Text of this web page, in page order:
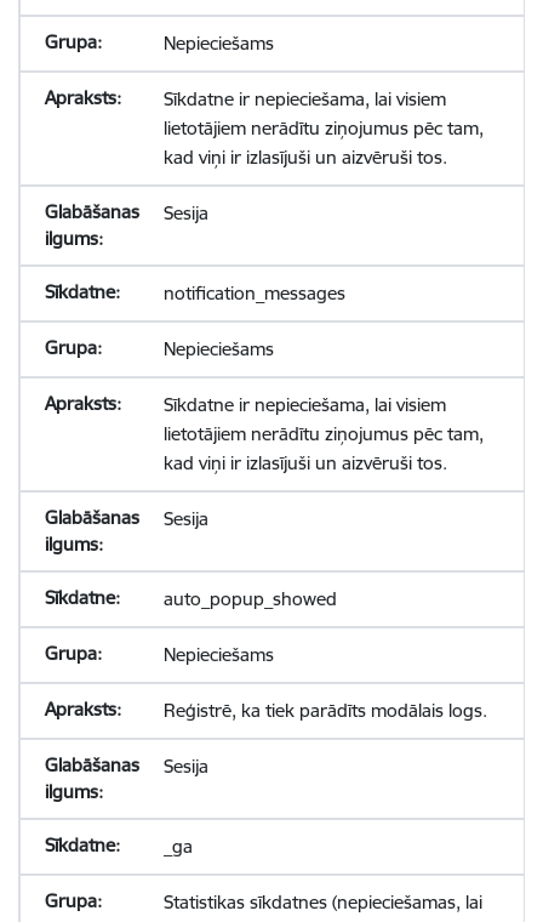
Nepieciešams
Sīkdatne ir nepieciešama, lai visiem
lietotājiem nerādītu ziņojumus pēc tam,
kad viņi ir izlasījuši un aizvēruši tos.
Sesija
notification_messages
Nepieciešams
Sīkdatne ir nepieciešama, lai visiem
lietotājiem nerādītu ziņojumus pēc tam,
kad viņi ir izlasījuši un aizvēruši tos.
Sesija
auto_popup_showed
Nepieciešams
Reģistrē, ka tiek parādīts modālais logs.
Sesija
_ga
Statistikas sīkdatnes (nepieciešamas, lai